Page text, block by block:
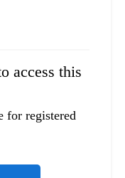
access this
for registered